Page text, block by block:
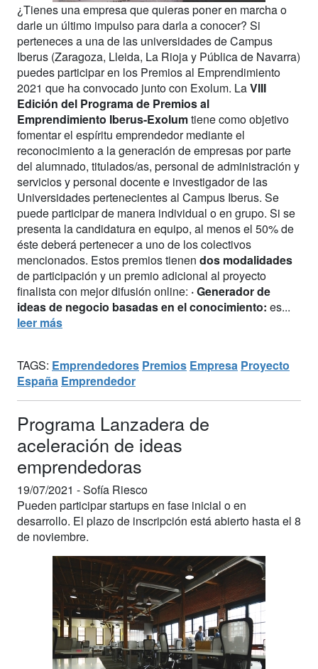
¿Tienes una empresa que quieras poner en marcha o
darle un último impulso para darla a conocer? Si
perteneces a una de las universidades de Campus
Iberus (Zaragoza, Lleida, La Rioja y Pública de Navarra)
puedes participar en los Premios al Emprendimiento
2021 que ha convocado junto con Exolum. LaVIII
Edición del Programa de Premios al
Emprendimiento Iberus-Exolumtiene como objetivo
fomentar el espíritu emprendedor mediante el
reconocimiento a la generación de empresas por parte
del alumnado, titulados/as, personal de administración y
servicios y personal docente e investigador de las
Universidades pertenecientes al Campus Iberus. Se
puede participar de manera individual o en grupo. Si se
presenta la candidatura en equipo, al menos el 50% de
éste deberá pertenecer a uno de los colectivos
mencionados. Estos premios tienen dos modalidades
de participación y un premio adicional al proyecto
finalista con mejor difusión online: · Generador de
ideas de negocio basadas en el conocimiento: es...
leer más
TAGS: Emprendedores Premios Empresa Proyecto
España Emprendedor
Programa Lanzadera de
aceleración de ideas
emprendedoras
19/07/2021 -Sofía Riesco
Pueden participar startups en fase inicial o en
desarrollo. El plazo de inscripción está abierto hasta el 8
de noviembre.